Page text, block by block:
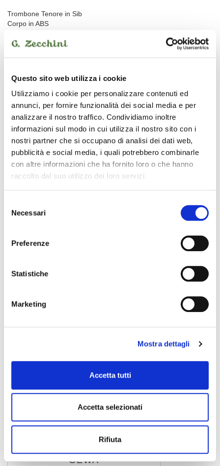
Questo sito web utilizza i cookie
Utilizziamo i cookie per personalizzare contenuti ed
annunci, per fornire funzionalità dei social media e per
analizzare il nostro traffico. Condividiamo inoltre
informazioni sul modo in cui utilizza il nostro sito con i
nostri partner che si occupano di analisi dei dati web,
pubblicità e social media, i quali potrebbero combinarle
con altre informazioni che ha fornito loro o che hanno
raccolto dal suo utilizzo dei loro servizi.
delNecessari
Preferenze
Statistiche
Marketing
Mostra dettagli
Accetta tutti
Accetta selezionati
Rifiuta
Trombone Tenore in Sib
Corpo in ABS
Campana 8"
Con la sua costruzione in plastica, questo strumento leggerissimo
suona in maniera sorprendentemente simile a un normale
trombone in ottone.
Le immagini e le descrizioni dei prodotti riproducono nel modo più
fedele le caratteristiche degli stessi. Possono peraltro sussistere
errori o difformità sull’aspetto e nella descrizione dei beni e dei loro
accessori. Le immagini e le descrizioni devono quindi intendersi
modulo d’ordine.
GEWA